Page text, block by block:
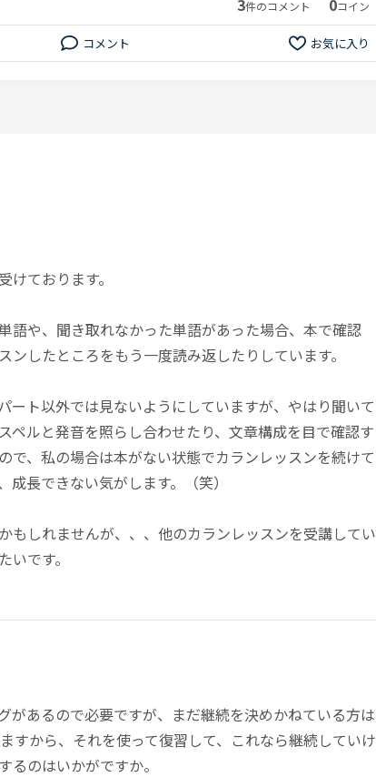
3件のコメント 0コイン
コメント お気に入り
けております。
語や、聞き取れなかった単語があった場合、本で確認
ンしたところをもう一度読み返したりしています。
ート以外では見ないようにしていますが、やはり聞いて
ペルと発音を照らし合わせたり、文章構成を目で確認す
で、私の場合は本がない状態でカランレッスンを続けて
長できない気がします。（笑）
もしれませんが、、、他のカランレッスンを受講してい
です。
があるので必要ですが、まだ継続を決めかねている方は
すから、それを使って復習して、これなら継続していけ
るのはいかがですか。